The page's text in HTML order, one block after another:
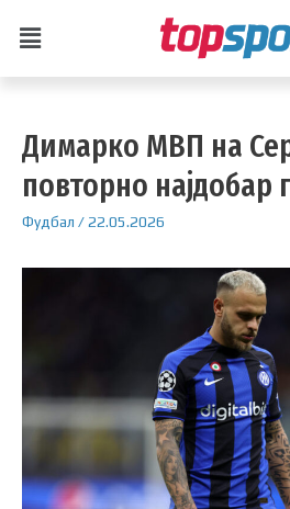
Димарко МВП на
повторно најдобар
Фудбал /22.05.2026